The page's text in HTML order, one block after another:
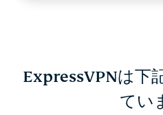
PayPalは安全？送金
ExpressVPNは下
てい